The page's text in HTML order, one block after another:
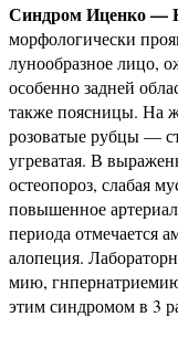
Синдром Иценко —
морфологически
лунообразное лицо,
особенно задней
также поясницы. На
розоватые рубцы —
угреватая. В
остеопороз, слабая
повышенное
периода отмечается
алопеция.
мию,
этим синдромом в 3